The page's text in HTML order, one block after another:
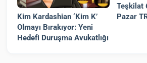
Kim Kardashian ‘Kim K’
Olmayı Bırakıyor: Yeni
Hedefi Duruşma Avukatlığı
Teşkilat
Pazar